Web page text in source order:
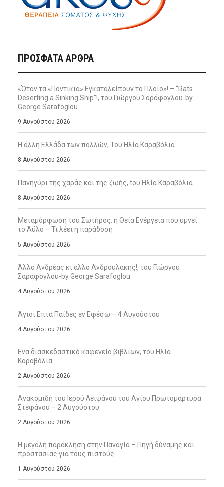
ΠΡΌΣΦΑΤΑ ΆΡΘΡΑ
«Όταν τα «Ποντίκια» Εγκαταλείπουν το Πλοίο»! – “Rats
Deserting a Sinking Ship”!, του Γιώργου Σαράφογλου-by
George Sarafoglou
9 Αυγούστου 2026
Η άλλη Ελλάδα των πολλών, Του Ηλία Καραβόλια
8 Αυγούστου 2026
Πανηγύρι της χαράς και της ζωής, tου Ηλία Καραβόλια
8 Αυγούστου 2026
Μεταμόρφωση του Σωτήρος: η Θεία Ενέργεια που υμνεί
το Άϋλο – Τι λέει η παράδοση
5 Αυγούστου 2026
Άλλο Ανδρέας κι άλλο Ανδρουλάκης!, του Γιώργου
Σαράφογλου-by George Sarafoglou
4 Αυγούστου 2026
Άγιοι Επτά Παίδες εν Εφέσω – 4 Αυγούστου
4 Αυγούστου 2026
Ενα διασκεδαστικό καφενείο βιβλίων, του Ηλία
Καραβόλια
2 Αυγούστου 2026
Ανακομιδή του Ιερού Λειψάνου του Αγίου Πρωτομάρτυρα
Στεφάνου – 2 Αυγούστου
2 Αυγούστου 2026
Η μεγάλη παράκληση στην Παναγία – Πηγή δύναμης και
προστασίας για τους πιστούς
1 Αυγούστου 2026